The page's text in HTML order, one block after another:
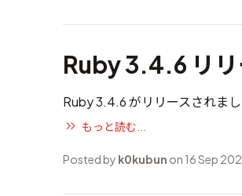
Ruby 3.4.6 リリ
Ruby 3.4.6 がリリースされまし
もっと読む...
Posted by k0kubun on 16 Sep